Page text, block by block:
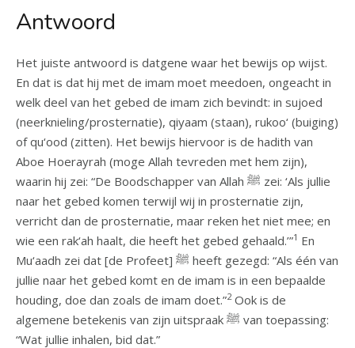
Antwoord
Het juiste antwoord is datgene waar het bewijs op wijst.
En dat is dat hij met de imam moet meedoen, ongeacht in
welk deel van het gebed de imam zich bevindt: in sujoed
(neerknieling/prosternatie), qiyaam (staan), rukoo‘ (buiging)
of qu‘ood (zitten). Het bewijs hiervoor is de hadith van
Aboe Hoerayrah (moge Allah tevreden met hem zijn),
waarin hij zei: “De Boodschapper van Allah ﷺ zei: ‘Als jullie
naar het gebed komen terwijl wij in prosternatie zijn,
verricht dan de prosternatie, maar reken het niet mee; en
wie een rak‘ah haalt, die heeft het gebed gehaald.’”1 En
Mu‘aadh zei dat [de Profeet] ﷺ heeft gezegd: “Als één van
jullie naar het gebed komt en de imam is in een bepaalde
houding, doe dan zoals de imam doet.”2Ook is de
algemene betekenis van zijn uitspraak ﷺ van toepassing:
“Wat jullie inhalen, bid dat.”